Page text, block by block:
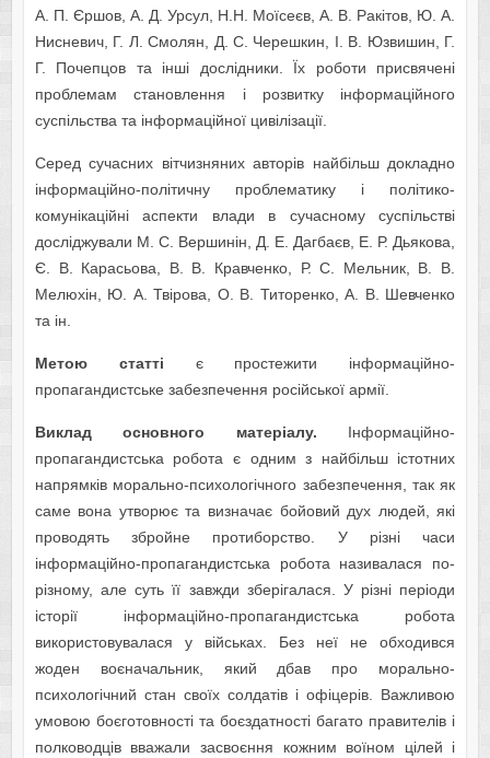
А. П. Єршов, А. Д. Урсул, Н.Н. Моїсеєв, А. В. Ракітов, Ю. А.
Нисневич, Г. Л. Смолян, Д. С. Черешкин, І. В. Юзвишин, Г.
Г. Почепцов та інші дослідники. Їх роботи присвячені
проблемам становлення і розвитку інформаційного
суспільства та інформаційної цивілізації.
Серед сучасних вітчизняних авторів найбільш докладно
інформаційно-політичну проблематику і політико-
комунікаційні аспекти влади в сучасному суспільстві
досліджували М. С. Вершинін, Д. Е. Дагбаєв, Е. Р. Дьякова,
Є. В. Карасьова, В. В. Кравченко, Р. С. Мельник, В. В.
Мелюхін, Ю. А. Твірова, О. В. Титоренко, А. В. Шевченко
та ін.
Метою статті є простежити інформаційно-
пропагандистське забезпечення російської армії.
Виклад основного матеріалу. Інформаційно-
пропагандистська робота є одним з найбільш істотних
напрямків морально-психологічного забезпечення, так як
саме вона утворює та визначає бойовий дух людей, які
проводять збройне протиборство. У різні часи
інформаційно-пропагандистська робота називалася по-
різному, але суть її завжди зберігалася. У різні періоди
історії інформаційно-пропагандистська робота
використовувалася у військах. Без неї не обходився
жоден воєначальник, який дбав про морально-
психологічний стан своїх солдатів і офіцерів. Важливою
умовою боєготовності та боєздатності багато правителів і
полководців вважали засвоєння кожним воїном цілей і